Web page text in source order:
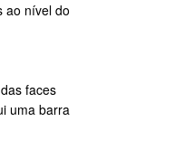
ao nível do
faces
uma barra